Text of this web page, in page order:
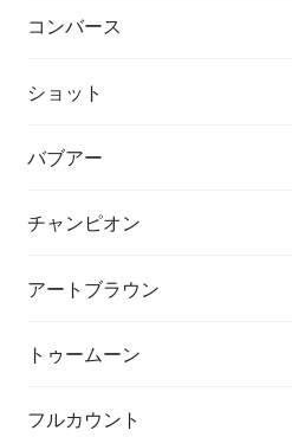
コンバース
ショット
バブアー
チャンピオン
アートブラウン
トゥームーン
フルカウント